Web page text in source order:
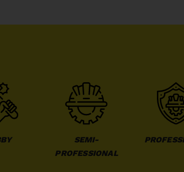
SEMI-
PROFESSIONAL